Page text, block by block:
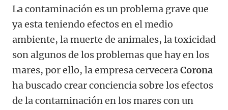
La contaminación es un problema grave que
ya esta teniendo efectos en el medio
ambiente, la muerte de animales, la toxicidad
son algunos de los problemas que hay en los
mares, por ello, la empresa cerveceraCorona
ha buscado crear conciencia sobre los efectos
de la contaminación en los mares con un